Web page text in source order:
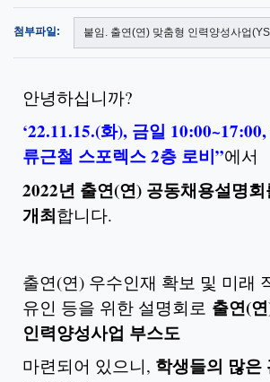
첨부파일: 붙임. 출연(연) 맞춤형 인력양성사업
안녕하십니까?
‘22.11.15.(화), 금일
류근철 스포렉스 2층 로비”에서
2022년 출연(연) 공동채용설명
개최합니다.
출연(연) 우수인재 확보 및 미래
유인 등을 위한 설명회로 출연(
인력양성사업 부스도
마련되어 있으니, 학생들의 많은